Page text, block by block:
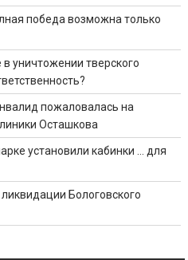
победа возможна только
уничтожении тверского
пожаловалась на
Осташкова
установили кабинки … для
Бологовского